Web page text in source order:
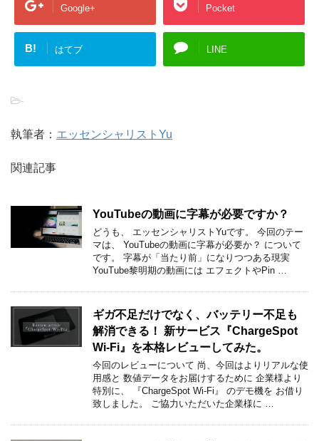
Google+ Pocket
B! はてブ LINE
-
執筆者： エッセンシャリストYu
関連記事
YouTubeの動画に字幕が必要ですか？
どうも、 エッセンシャリストYuです。 今回のテー
マは、 YouTubeの動画に字幕が必要か？ について
です。 字幕が「当たり前」になりつつある現実
YouTube黎明期の動画には エフェクトやPin …
ギガ不足だけでなく、バッテリー不足も
解消できる！ 新サービス『ChargeSpot
Wi-Fi』を本格レビューしてみた。
今回のレビューについて 尚、今回はよりリアルな使
用感と 数値データをお届けするために 企業様より
特別に、 『ChargeSpot Wi-Fi』 のデモ機を お借り
致しました。 ご協力いただいた企業様に …